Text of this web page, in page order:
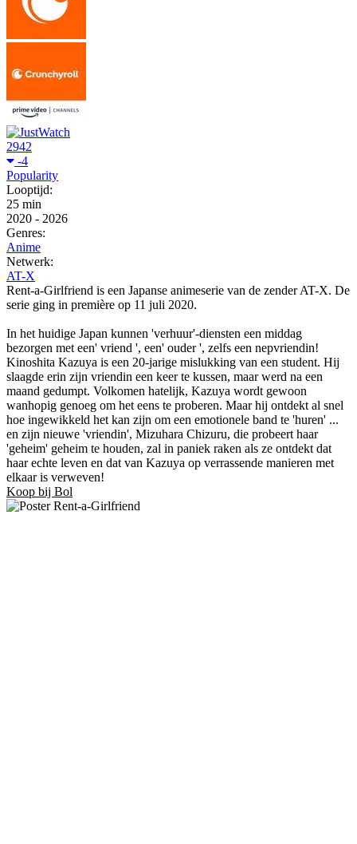
2942
-4
Popularity
Looptijd:
25 min
2020 - 2026
Genres:
Anime
Netwerk:
AT-X
Rent-a-Girlfriend is een Japanse animeserie van de zender AT-X. De
serie ging in première op 11 juli 2020.
In het huidige Japan kunnen 'verhuur'-diensten een middag
bezorgen met een' vriend ', een' ouder ', zelfs een nepvriendin!
Kinoshita Kazuya is een 20-jarige mislukking van een student. Hij
slaagde erin zijn vriendin een keer te kussen, maar werd na een
maand gedumpt. Volkomen hatelijk, Kazuya wordt gewoon
wanhopig genoeg om het eens te proberen. Maar hij ontdekt al snel
hoe ingewikkeld het kan zijn om een emotionele band te 'huren' ...
en zijn nieuwe 'vriendin', Mizuhara Chizuru, die probeert haar
'geheim' geheim te houden, zal in paniek raken als ze ontdekt dat
haar echte leven en dat van Kazuya op verrassende manieren met
elkaar is verweven!
Koop bij Bol